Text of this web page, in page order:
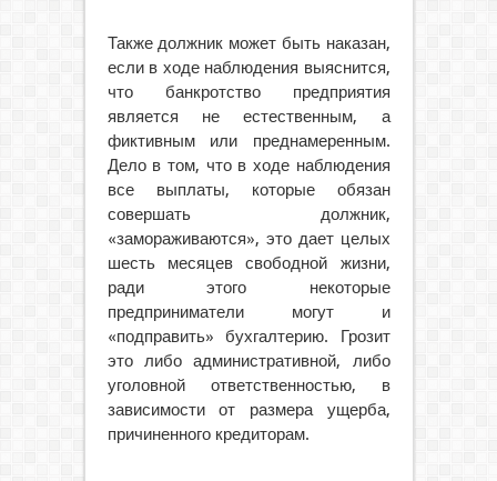
Также должник может быть наказан,
если в ходе наблюдения выяснится,
что банкротство предприятия
является не естественным, а
фиктивным или преднамеренным.
Дело в том, что в ходе наблюдения
все выплаты, которые обязан
совершать должник,
«замораживаются», это дает целых
шесть месяцев свободной жизни,
ради этого некоторые
предприниматели могут и
«подправить» бухгалтерию. Грозит
это либо административной, либо
уголовной ответственностью, в
зависимости от размера ущерба,
причиненного кредиторам.